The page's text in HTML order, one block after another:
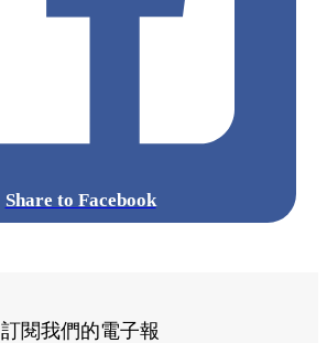
Share to Facebook
訂閱我們的電子報